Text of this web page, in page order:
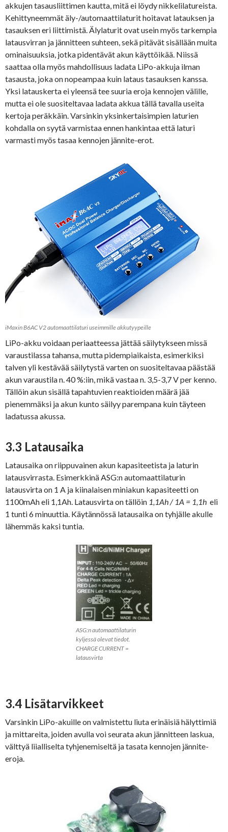
akkujen tasausliittimen kautta, mitä ei löydy nikkelilatureista.
Kehittyneemmät äly-/automaattilaturit hoitavat latauksen ja
tasauksen eri liittimistä. Älylaturit ovat usein myös tarkempia
latausvirran ja jännitteen suhteen, sekä pitävät sisällään muita
ominaisuuksia, jotka pidentävät akun käyttöikää. Niissä
saattaa olla myös mahdollisuus ladata LiPo-akkuja ilman
tasausta, joka on nopeampaa kuin lataus tasauksen kanssa.
Yksi latauskerta ei yleensä tee suuria eroja kennojen välille,
mutta ei ole suositeltavaa ladata akkua tällä tavalla useita
kertoja peräkkäin. Varsinkin yksinkertaisimpien laturien
kohdalla on syytä varmistaa ennen hankintaa että laturi
varmasti myös tasaa kennojen jännite-erot.
iMaxin B6AC V2 automaattilaturi useimmille akkutyypeille
LiPo-akku voidaan periaatteessa jättää säilytykseen missä
varaustilassa tahansa, mutta pidempiaikaista, esimerkiksi
talven yli kestävää säilytystä varten on suositeltavaa päästää
akun varaustila n. 40 %:iin, mikä vastaa n. 3,5-3,7 V per kenno.
Tällöin akun sisällä tapahtuvien reaktioiden määrä jää
pienemmäksi ja akun kunto säilyy parempana kuin täyteen
ladatussa akussa.
3.3 Latausaika
Latausaika on riippuvainen akun kapasiteetista ja laturin
latausvirrasta. Esimerkkinä ASG:n automaattilaturin
latausvirta on 1 A ja kiinalaisen miniakun kapasiteetti on
1100mAh eli 1,1Ah. Latausvirta on tällöin 1,1Ah / 1A = 1,1h eli
1 tunti 6 minuuttia. Käytännössä latausaika on tyhjälle akulle
lähemmäs kaksi tuntia.
ASG:n automaattilaturin
kyljessä olevat tiedot.
CHARGE CURRENT =
latausvirta
3.4 Lisätarvikkeet
Varsinkin LiPo-akuille on valmistettu liuta erinäisiä hälyttimiä
ja mittareita, joiden avulla voi seurata akun jännitteen laskua,
välttyä liialliselta tyhjenemiseltä ja tasata kennojen jännite-
eroja.